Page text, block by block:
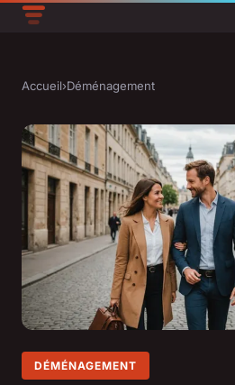
Accueil›Déménagement
DÉMÉNAGEMENT